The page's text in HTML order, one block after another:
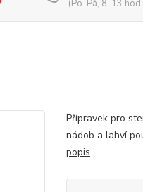
(Po-Pá, 8-13
Přípravek pro
nádob a lahví
popis